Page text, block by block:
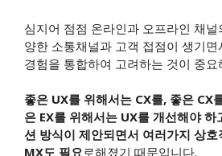
심지어 점점 온라인과 오프라인 채
양한 소통채널과 고객 접점이 생기
경험을 통합하여 고려하는 것이 중요
좋은 UX를 위해서는 CX를, 좋은 CX
은 EX를 위해서는 UX를 개선해야
션 방식이 제안되면서 여러가지 상
MX도 필요로해졌기 때문입니다.